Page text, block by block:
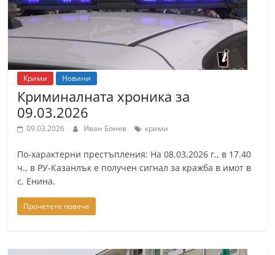
Крими Новини
Криминалната хроника за
09.03.2026
09.03.2026 Иван Бонев крими
По-характерни престъпления: На 08.03.2026 г., в 17.40
ч., в РУ-Казанлък е получен сигнал за кражба в имот в
с. Енина.
Прочетете повече